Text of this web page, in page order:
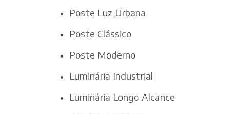
Poste Luz Urbana
Poste Clássico
Poste Moderno
Luminária Industrial
Luminária Longo Alcance